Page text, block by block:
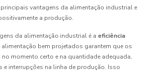
vantagens da alimentação industrial e
a produção.
da alimentação industrial é a eficiência
alimentação bem projetados garantem que os
no momento certo e na quantidade adequada,
interrupções na linha de produção. Isso